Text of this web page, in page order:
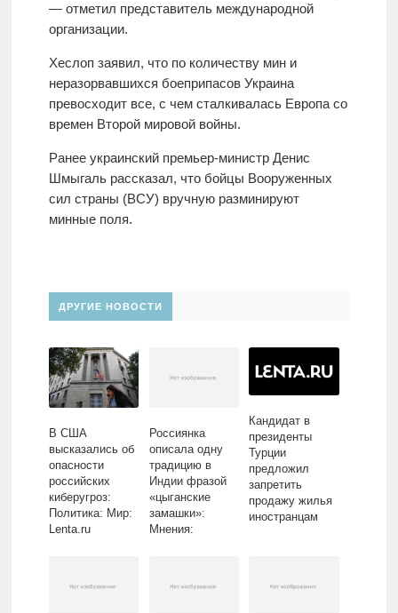
— отметил представитель международной
организации.
Хеслоп заявил, что по количеству мин и
неразорвавшихся боеприпасов Украина
превосходит все, с чем сталкивалась Европа со
времен Второй мировой войны.
Ранее украинский премьер-министр Денис
Шмыгаль рассказал, что бойцы Вооруженных
сил страны (ВСУ) вручную разминируют
минные поля.
ДРУГИЕ НОВОСТИ
В США
высказались об
опасности
российских
киберугроз:
Политика: Мир:
Lenta.ru
Россиянка
описала одну
традицию в
Индии фразой
«цыганские
замашки»:
Мнения:
Кандидат в
президенты
Турции
предложил
запретить
продажу жилья
иностранцам